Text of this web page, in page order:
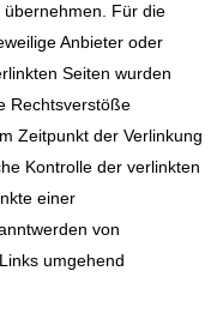
Für die
Anbieter oder
Seiten wurden
Rechtsverstöße
Zeitpunkt der Verlinkung
Kontrolle der verlinkten
einer
von
umgehend